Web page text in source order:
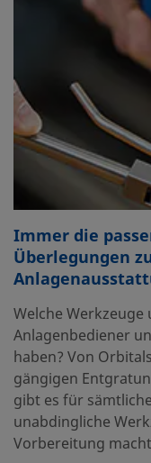
Immer die
Überlegungen
Welche
Anlagenbediener
haben? Von
gängigen
gibt es für
unabdingliche
Vorbereitung